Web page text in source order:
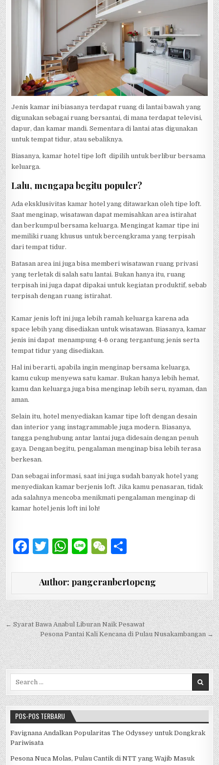
Jenis kamar ini biasanya terdapat ruang di lantai bawah yang
digunakan sebagai ruang bersantai, di mana terdapat televisi,
dapur, dan kamar mandi. Sementara di lantai atas digunakan
untuk tempat tidur, atau sebaliknya.
Biasanya, kamar hotel tipe loft dipilih untuk berlibur bersama
keluarga.
Lalu, mengapa begitu populer?
Ada eksklusivitas kamar hotel yang ditawarkan oleh tipe loft.
Saat menginap, wisatawan dapat memisahkan area istirahat
dan berkumpul bersama keluarga. Mengingat kamar tipe ini
memiliki ruang khusus untuk bercengkrama yang terpisah
dari tempat tidur.
Batasan area ini juga bisa memberi wisatawan ruang privasi
yang terletak di salah satu lantai. Bukan hanya itu, ruang
terpisah ini juga dapat dipakai untuk kegiatan produktif, sebab
terpisah dengan ruang istirahat.
Kamar jenis loft ini juga lebih ramah keluarga karena ada
space lebih yang disediakan untuk wisatawan. Biasanya, kamar
jenis ini dapat menampung 4-6 orang tergantung jenis serta
tempat tidur yang disediakan.
Hal ini berarti, apabila ingin menginap bersama keluarga,
kamu cukup menyewa satu kamar. Bukan hanya lebih hemat,
kamu dan keluarga juga bisa menginap lebih seru, nyaman, dan
aman.
Selain itu, hotel menyediakan kamar tipe loft dengan desain
dan interior yang instagrammable juga modern. Biasanya,
tangga penghubung antar lantai juga didesain dengan penuh
gaya. Dengan begitu, pengalaman menginap bisa lebih terasa
berkesan.
Dan sebagai informasi, saat ini juga sudah banyak hotel yang
menyediakan kamar berjenis loft. Jika kamu penasaran, tidak
ada salahnya mencoba menikmati pengalaman menginap di
kamar hotel jenis loft ini loh!
F
c
e
b
o
o
k
T
it
te
r
W
at
s
A
p
p
Li
e
W
C
h
at
ar
e
Author: pangeranbertopeng
Navigasi pos
← Syarat Bawa Anabul Liburan Naik Pesawat
Pesona Pantai Kali Kencana di Pulau Nusakambangan →
POS-POS TERBARU
Favignana Andalkan Popularitas The Odyssey untuk Dongkrak
Pariwisata
Pesona Nuca Molas, Pulau Cantik di NTT yang Wajib Masuk